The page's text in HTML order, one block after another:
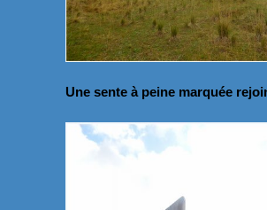
Une sente à peine marquée